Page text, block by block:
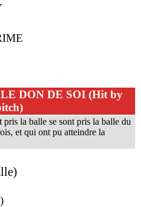
DON DE SOI (Hit by
la balle se sont pris la balle du
et qui ont pu atteindre la